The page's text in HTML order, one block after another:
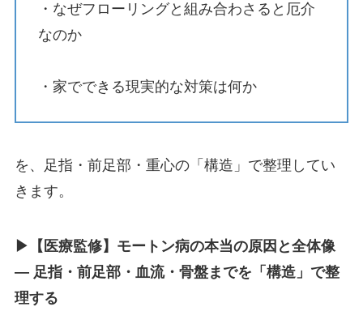
・なぜフローリングと組み合わさると厄介
なのか
・家でできる現実的な対策は何か
を、足指・前足部・重心の「構造」で整理してい
きます。
▶︎【医療監修】モートン病の本当の原因と全体像
― 足指・前足部・血流・骨盤までを「構造」で整
理する